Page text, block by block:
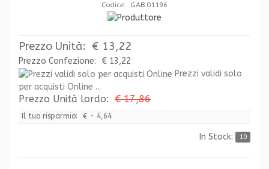
Codice: GAB.01196
Prezzo Unità: € 13,22
Prezzo Confezione:
€ 13,22
Prezzi validi solo
per acquisti Online ...
Prezzo Unità lordo: € 17,86
Il tuo risparmio: € - 4,64
In Stock: 10